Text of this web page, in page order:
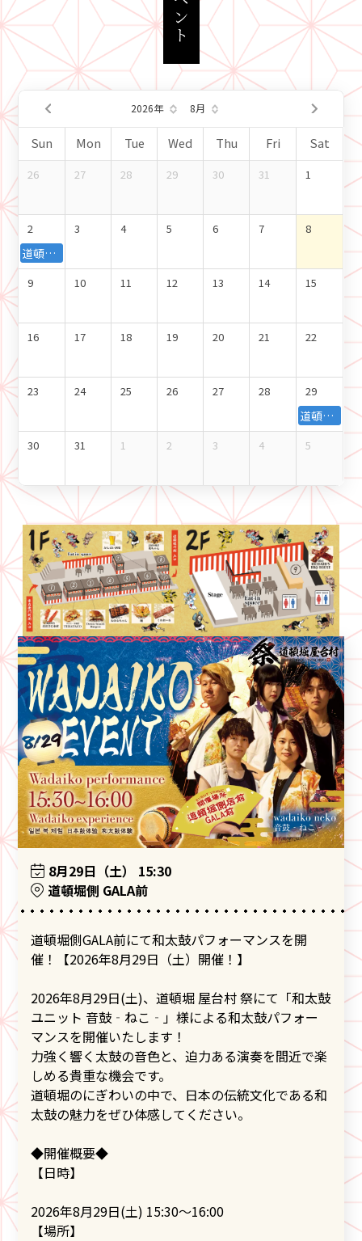
2026年 8月
日 月 火 水 木 金 土
26 27 28 29 30 31 1
2
道頓堀側GALA前にて「よさこい演舞」を開催！【2026年8月2日（日）開催！】
3 4 5 6 7 8
9 10 11 12 13 14 15
16 17 18 19 20 21 22
23 24 25 26 27 28 29
道頓堀側GALA前にて和太鼓パフォーマンスを開催！【2026年8月29日（土）開催！】
30 31 1 2 3 4 5
8月29日（土） 15:30
道頓堀側 GALA前
道頓堀側GALA前にて和太鼓パフォーマンスを開
催！【2026年8月29日（土）開催！】
2026年8月29日(土)、道頓堀 屋台村 祭にて「和太鼓
ユニット 音鼓‐ねこ‐」様による和太鼓パフォー
マンスを開催いたします！
力強く響く太鼓の音色と、迫力ある演奏を間近で楽
しめる貴重な機会です。
道頓堀のにぎわいの中で、日本の伝統文化である和
太鼓の魅力をぜひ体感してください。
◆開催概要◆
【日時】
2026年8月29日(土) 15:30～16:00
【場所】